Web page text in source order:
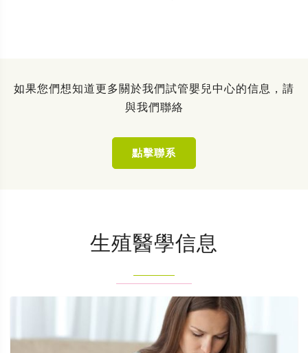
如果您們想知道更多關於我們試管嬰兒中心的信息，請
與我們聯絡
點擊聯系
生殖醫學信息